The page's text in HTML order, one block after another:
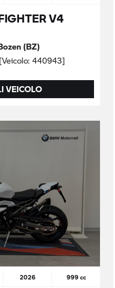
V4
(BZ)
440943]
VEICOLO
2026 999 cc